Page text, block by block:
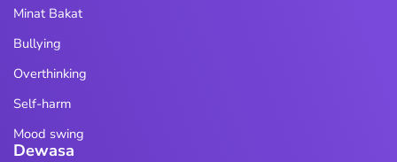
Minat Bakat
Bullying
Overthinking
Self-harm
Mood swing
Dewasa